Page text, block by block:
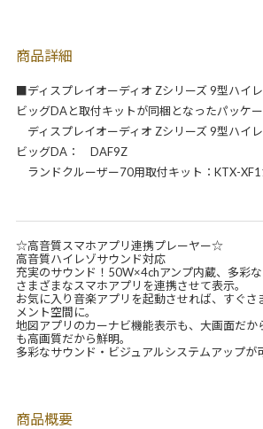
商品詳細
■ディスプレイオーディオ Zシリーズ 9型ハイ
ビッグDAと取付キットが同梱となったパッケ
ディスプレイオーディオ Zシリーズ 9型ハイ
ビッグDA： DAF9Z
ランドクルーザー70用取付キット：KTX-
☆高音質スマホアプリ連携プレーヤー☆
高音質ハイレゾサウンド対応
充実のサウンド！50W×4chアンプ内蔵、多彩
さまざまなスマホアプリを連携させて表示。
お気に入り音楽アプリを起動させれば、すぐさ
メント空間に。
地図アプリのカーナビ機能表示も、大画面だか
も高画質だから鮮明。
多彩なサウンド・ビジュアルシステムアップが
商品概要